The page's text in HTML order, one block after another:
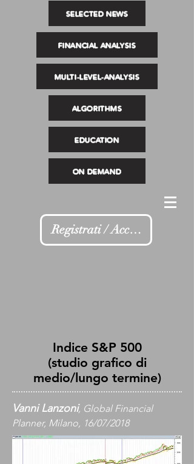
SELECTED NEWS
FINANCIAL ANALYSIS
MULTI-LEVEL-ANALYSIS
ALGORITHMS
EDUCATION
ON DEMAND
Registrati / Accedi
Indice S&P 500
(studio grafico di
medio/lungo termine)
Vanni Lanzoni, Global Financial
Planner, Milano, 16/07/2018